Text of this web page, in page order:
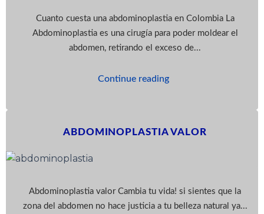
Cuanto cuesta una abdominoplastia en Colombia La
Abdominoplastia es una cirugía para poder moldear el
abdomen, retirando el exceso de...
Continue reading
ABDOMINOPLASTIA VALOR
Abdominoplastia valor Cambia tu vida! si sientes que la
zona del abdomen no hace justicia a tu belleza natural ya...